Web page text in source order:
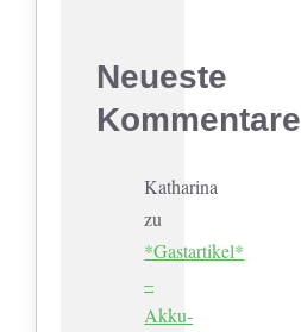
Neueste
Kommentare
Katharina
zu
*Gastartikel*
–
Akku-